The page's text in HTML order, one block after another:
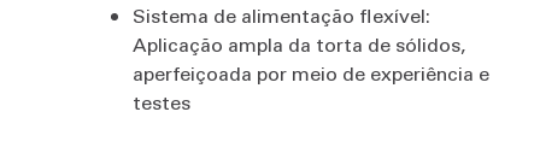
Sistema de alimentação flexível:
Aplicação ampla da torta de sólidos,
aperfeiçoada por meio de experiência e
testes